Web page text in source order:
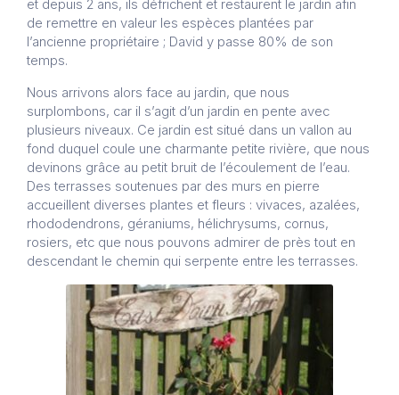
et depuis 2 ans, ils défrichent et restaurent le jardin afin
de remettre en valeur les espèces plantées par
l’ancienne propriétaire ; David y passe 80% de son
temps.
Nous arrivons alors face au jardin, que nous
surplombons, car il s’agit d’un jardin en pente avec
plusieurs niveaux. Ce jardin est situé dans un vallon au
fond duquel coule une charmante petite rivière, que nous
devinons grâce au petit bruit de l’écoulement de l’eau.
Des terrasses soutenues par des murs en pierre
accueillent diverses plantes et fleurs : vivaces, azalées,
rhododendrons, géraniums, hélichrysums, cornus,
rosiers, etc que nous pouvons admirer de près tout en
descendant le chemin qui serpente entre les terrasses.